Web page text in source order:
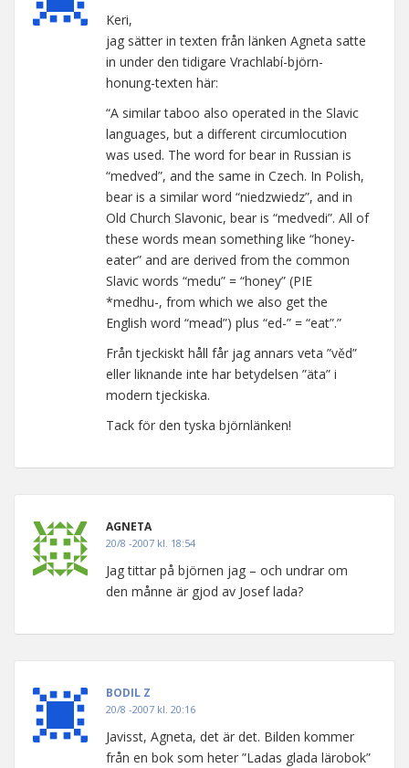
Keri,
jag sätter in texten från länken Agneta satte
in under den tidigare Vrachlabí-björn-
honung-texten här:
“A similar taboo also operated in the Slavic
languages, but a different circumlocution
was used. The word for bear in Russian is
“medved”, and the same in Czech. In Polish,
bear is a similar word “niedzwiedz”, and in
Old Church Slavonic, bear is “medvedi”. All of
these words mean something like “honey-
eater” and are derived from the common
Slavic words “medu” = “honey” (PIE
*medhu-, from which we also get the
English word “mead”) plus “ed-” = “eat”.”
Från tjeckiskt håll får jag annars veta ”věd”
eller liknande inte har betydelsen ”äta” i
modern tjeckiska.
Tack för den tyska björnlänken!
AGNETA
20/8 -2007 kl. 18:54
Jag tittar på björnen jag – och undrar om
den månne är gjod av Josef lada?
BODIL Z
20/8 -2007 kl. 20:16
Javisst, Agneta, det är det. Bilden kommer
från en bok som heter ”Ladas glada lärobok”